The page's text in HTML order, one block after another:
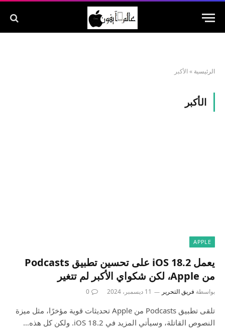
الرئيسية » الأكبر
الأكبر
APPLE
يعمل iOS 18.2 على تحسين تطبيق Podcasts
من Apple، لكن شكواي الأكبر لم تتغير
بواسطة فريق التحرير 11 ديسمبر، 2024 0
تلقى تطبيق Podcasts من Apple تحديثات قوية مؤخرًا، مثل ميزة
النصوص القاتلة، وسيأتي المزيد في iOS 18.2. ولكن كل هذه…